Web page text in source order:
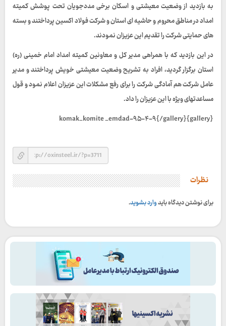
به بازدید از وضعیت معیشتی و اسکان برخی مددجویان تحت پوشش کمیته
امداد در مناطق محروم و حاشیه ای استان و شرکت فولاد اکسین پرداختند و بسته
های حمایتی شرکت را تقدیم این عزیزان نمودند.
در این بازدید که با همراهی مدیر کل و معاونین کمیته امداد امام خمینی (ره)
استان برگزار گردید، افراد به تشریح وضعیت معیشتی خویش پرداختند و مدیر
عامل شرکت هم آمادگی شرکت را برای رفع مشکلات این عزیزان اعلام نمود و قول
مساعدتهای ویژه با این عزیزان را داد.
{gallery}komak_komite _emdad-۹۵-۴-۹{/gallery}
نظرات
برای نوشتن دیدگاه بایدوارد بشوید.